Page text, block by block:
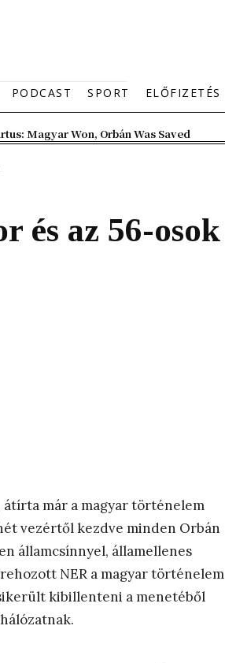
PODCAST SPORT ELŐFIZETÉS
Magyar Won, Orbán Was Saved
és az 56-osok
már a magyar történelem
vezértől kezdve minden Orbán
államcsínnyel, államellenes
NER a magyar történelem
kibillenteni a menetéből